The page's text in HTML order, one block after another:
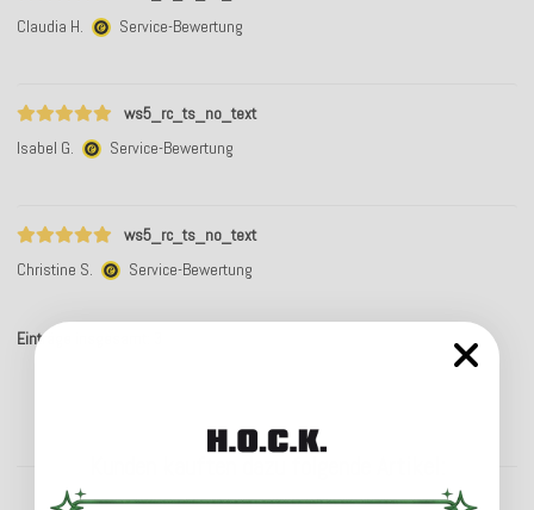
Claudia H.
Service-Bewertung
ws5_rc_ts_no_text
Isabel G.
Service-Bewertung
ws5_rc_ts_no_text
Christine S.
Service-Bewertung
Einträge insgesamt: 3